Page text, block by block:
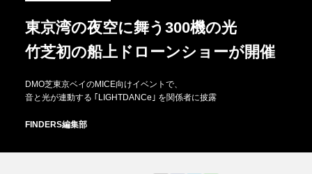
東京湾の夜空に舞う300機の光
竹芝初の船上ドローンショーが開催
DMO芝東京ベイのMICE向けイベントで、
音と光が連動する ｢LIGHTDANCe｣ を関係者に披露
FINDERS編集部